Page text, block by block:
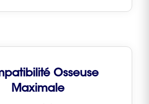
Osseuse
Maximale